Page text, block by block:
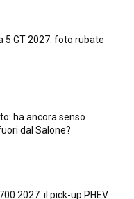
5 GT 2027: foto rubate
ha ancora senso
dal Salone?
2027: il pick-up PHEV